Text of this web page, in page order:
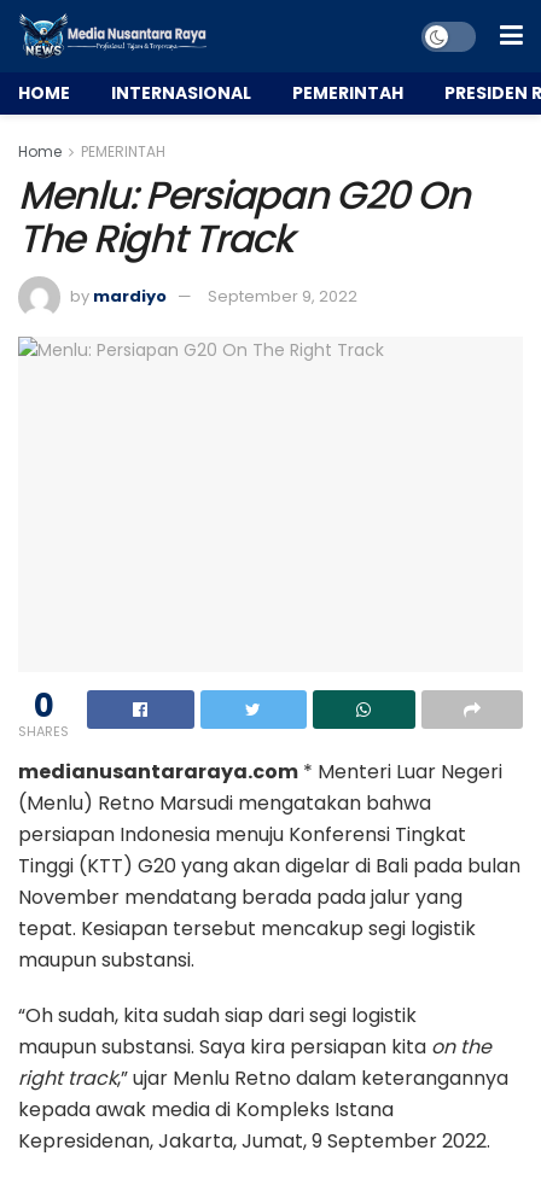
HOME INTERNASIONAL PEMERINTAH PRESIDEN
Home PEMERINTAH
Menlu: Persiapan G20 On
The Right Track
by mardiyo September 9, 2022
0
SHARES
medianusantararaya.com * Menteri Luar Negeri
(Menlu) Retno Marsudi mengatakan bahwa
persiapan Indonesia menuju Konferensi Tingkat
Tinggi (KTT) G20 yang akan digelar di Bali pada bulan
November mendatang berada pada jalur yang
tepat. Kesiapan tersebut mencakup segi logistik
maupun substansi.
“Oh sudah, kita sudah siap dari segi logistik
maupun substansi. Saya kira persiapan kita on the
right track,” ujar Menlu Retno dalam keterangannya
kepada awak media di Kompleks Istana
Kepresidenan, Jakarta, Jumat, 9 September 2022.